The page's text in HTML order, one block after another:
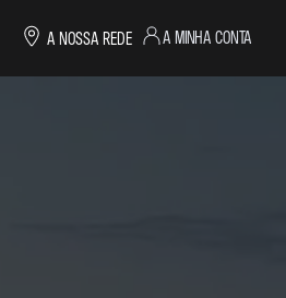
A NOSSA REDE A MINHA CONTA